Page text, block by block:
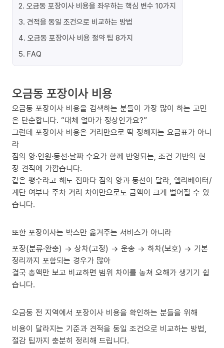
2. 오금동 포장이사 비용을 좌우하는 핵심 변수 10가지
3. 견적을 동일 조건으로 비교하는 방법
4. 오금동 포장이사 비용 절약 팁 8가지
5. FAQ
오금동 포장이사 비용
오금동 포장이사 비용을 검색하는 분들이 가장 많이 하는 고민
은 단순합니다. “대체 얼마가 정상인가요?”
그런데 포장이사 비용은 거리만으로 딱 정해지는 요금표가 아니
라
짐의 양·인원·동선·날짜 수요가 함께 반영되는, 조건 기반의 현
장 견적에 가깝습니다.
같은 평수라고 해도 집마다 짐의 양과 동선이 달라, 엘리베이터/
계단 여부나 주차 거리 차이만으로도 금액이 크게 벌어질 수 있
습니다.
또한 포장이사는 박스만 옮겨주는 서비스가 아니라
포장(분류·완충) → 상차(고정) → 운송 → 하차(보호) → 기본
정리까지 포함되는 경우가 많아
결국 총액만 보고 비교하면 범위 차이를 놓쳐 오해가 생기기 쉽
습니다.
오금동 전 지역에서 포장이사 비용을 확인하는 분들을 위해
비용이 달라지는 기준과 견적을 동일 조건으로 비교하는 방법,
절감 팁까지 충분히 정리해 드립니다.